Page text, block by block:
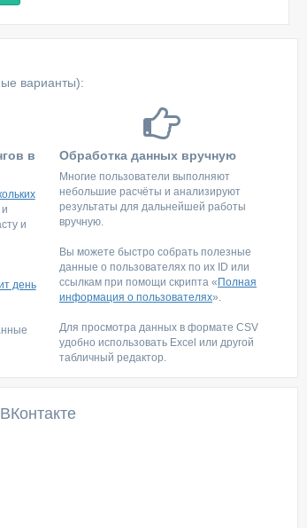
варианты):
в
и
день
Обработка данных вручную
Многие пользователи выполняют
небольшие расчёты и анализируют
результаты для дальнейшей работы
вручную.
Вы можете быстро собрать полезные
данные о пользователях по их ID или
ссылкам при помощи скрипта « Полная
информация о пользователях».
Для просмотра данных в формате CSV
удобно использовать Excel или другой
табличный редактор.